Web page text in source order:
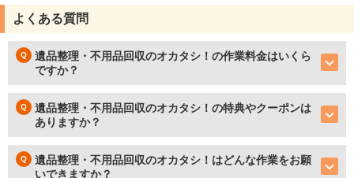
よくある質問
遺品整理・不用品回収のオカタシ！の作業料金はいくら
ですか？
遺品整理・不用品回収のオカタシ！の特典やクーポンは
ありますか？
遺品整理・不用品回収のオカタシ！はどんな作業をお願
いできますか？